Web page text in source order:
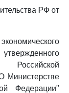
РФ от
Российской
Министерстве
Федерации"